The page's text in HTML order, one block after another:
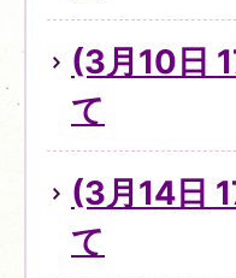
(3月10日
て
(3月14日
て